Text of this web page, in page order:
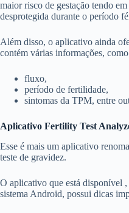
maior risco de gestação tendo
desprotegida durante o período
Além disso, o aplicativo ainda
contém várias informações,
fluxo,
período de fertilidade,
sintomas da TPM, entre
Aplicativo Fertility Test
Esse é mais um aplicativo
teste de gravidez.
O aplicativo que está disponível
sistema Android, possui dicas